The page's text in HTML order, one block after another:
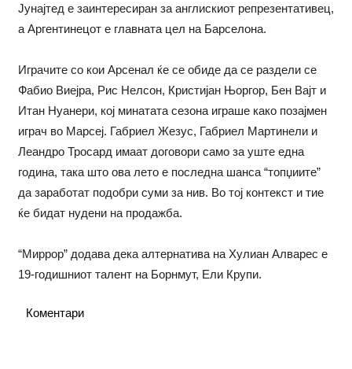
Јунајтед е заинтересиран за англискиот репрезентативец,
а Аргентинецот е главната цел на Барселона.
Играчите со кои Арсенал ќе се обиде да се раздели се
Фабио Виејра, Рис Нелсон, Кристијан Њоргор, Бен Вајт и
Итан Нуанери, кој минатата сезона играше како позајмен
играч во Марсеј. Габриел Жезус, Габриел Мартинели и
Леандро Тросард имаат договори само за уште една
година, така што ова лето е последна шанса “топџиите”
да заработат подобри суми за нив. Во тој контекст и тие
ќе бидат нудени на продажба.
“Миррор” додава дека алтернатива на Хулиан Алварес е
19-годишниот талент на Борнмут, Ели Крупи.
Коментари